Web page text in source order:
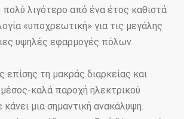
πολύ λιγότερο από ένα έτος καθιστά
«υποχρεωτική» για τις μεγάλης
υψηλές εφαρμογές πόλων.
επίσης τη μακράς διαρκείας και
καλά παροχή ηλεκτρικού
μια σημαντική ανακάλυψη.